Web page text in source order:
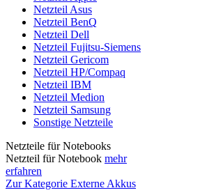
Netzteil Asus
Netzteil BenQ
Netzteil Dell
Netzteil Fujitsu-Siemens
Netzteil Gericom
Netzteil HP/Compaq
Netzteil IBM
Netzteil Medion
Netzteil Samsung
Sonstige Netzteile
Netzteile für Notebooks
Netzteil für Notebook mehr
erfahren
Zur Kategorie Externe Akkus